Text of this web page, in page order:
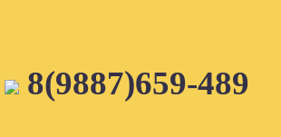
8(9887)659-489